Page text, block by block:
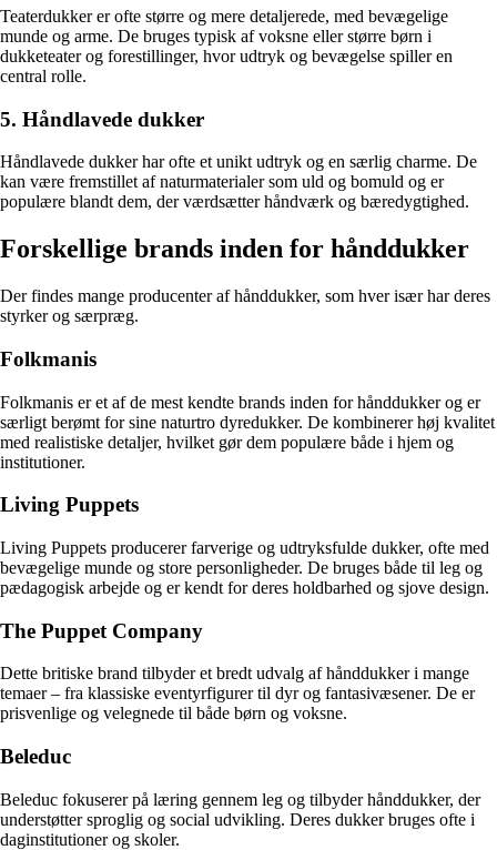
Teaterdukker er ofte større og mere detaljerede, med bevægelige
munde og arme. De bruges typisk af voksne eller større børn i
dukketeater og forestillinger, hvor udtryk og bevægelse spiller en
central rolle.
5. Håndlavede dukker
Håndlavede dukker har ofte et unikt udtryk og en særlig charme. De
kan være fremstillet af naturmaterialer som uld og bomuld og er
populære blandt dem, der værdsætter håndværk og bæredygtighed.
Forskellige brands inden for hånddukker
Der findes mange producenter af hånddukker, som hver især har deres
styrker og særpræg.
Folkmanis
Folkmanis er et af de mest kendte brands inden for hånddukker og er
særligt berømt for sine naturtro dyredukker. De kombinerer høj kvalitet
med realistiske detaljer, hvilket gør dem populære både i hjem og
institutioner.
Living Puppets
Living Puppets producerer farverige og udtryksfulde dukker, ofte med
bevægelige munde og store personligheder. De bruges både til leg og
pædagogisk arbejde og er kendt for deres holdbarhed og sjove design.
The Puppet Company
Dette britiske brand tilbyder et bredt udvalg af hånddukker i mange
temaer – fra klassiske eventyrfigurer til dyr og fantasivæsener. De er
prisvenlige og velegnede til både børn og voksne.
Beleduc
Beleduc fokuserer på læring gennem leg og tilbyder hånddukker, der
understøtter sproglig og social udvikling. Deres dukker bruges ofte i
daginstitutioner og skoler.